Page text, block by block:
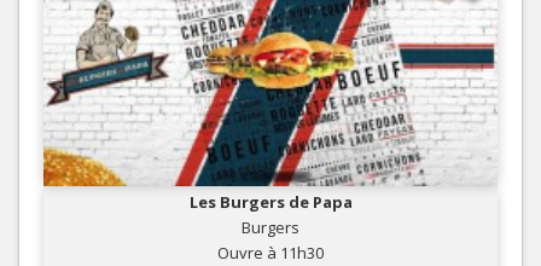
Les Burgers de Papa
Burgers
Ouvre à 11h30